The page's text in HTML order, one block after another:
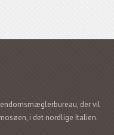
der vil
i det nordlige Italien.